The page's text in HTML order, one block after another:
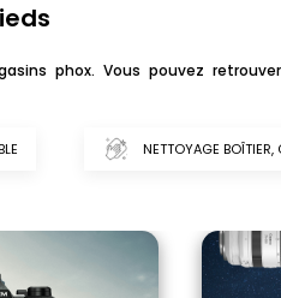
phox. Vous pouvez
NETTOYAGE BOÎTIER,